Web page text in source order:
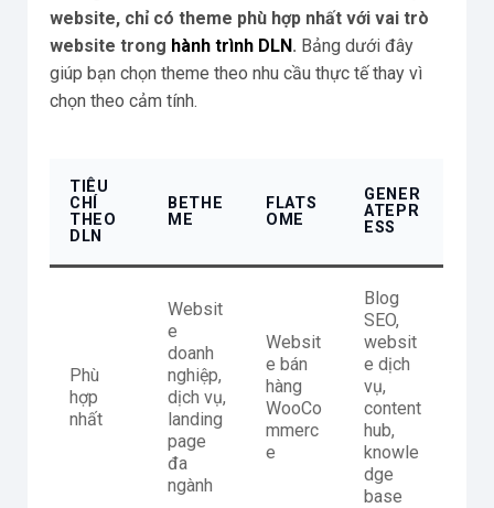
website, chỉ có theme phù hợp nhất với vai trò
website trong hành trình DLN. Bảng dưới đây
giúp bạn chọn theme theo nhu cầu thực tế thay vì
chọn theo cảm tính.
TIÊU
CHÍ
THEO
DLN
BETHE
ME
FLATS
OME
GENER
ATEPR
ESS
Phù
hợp
nhất
Websit
e
doanh
nghiệp,
dịch vụ,
landing
page
đa
ngành
Websit
e bán
hàng
WooCo
mmerc
e
Blog
SEO,
websit
e dịch
vụ,
content
hub,
knowle
dge
base